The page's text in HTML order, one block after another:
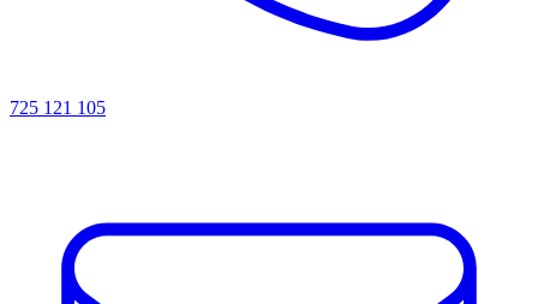
725 121 105